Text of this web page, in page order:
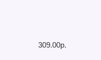
309.00р.